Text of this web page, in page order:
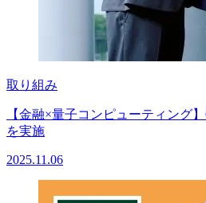
取り組み
【金融×量子コンピューティング
を実施
2025.11.06